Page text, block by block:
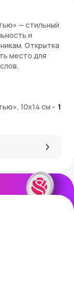
— стильный
и
Открытка
место для
для
по
10х14 см - 1